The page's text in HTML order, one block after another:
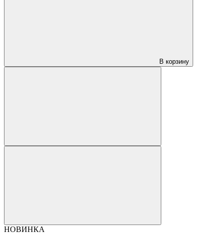
В корзину
НОВИНКА